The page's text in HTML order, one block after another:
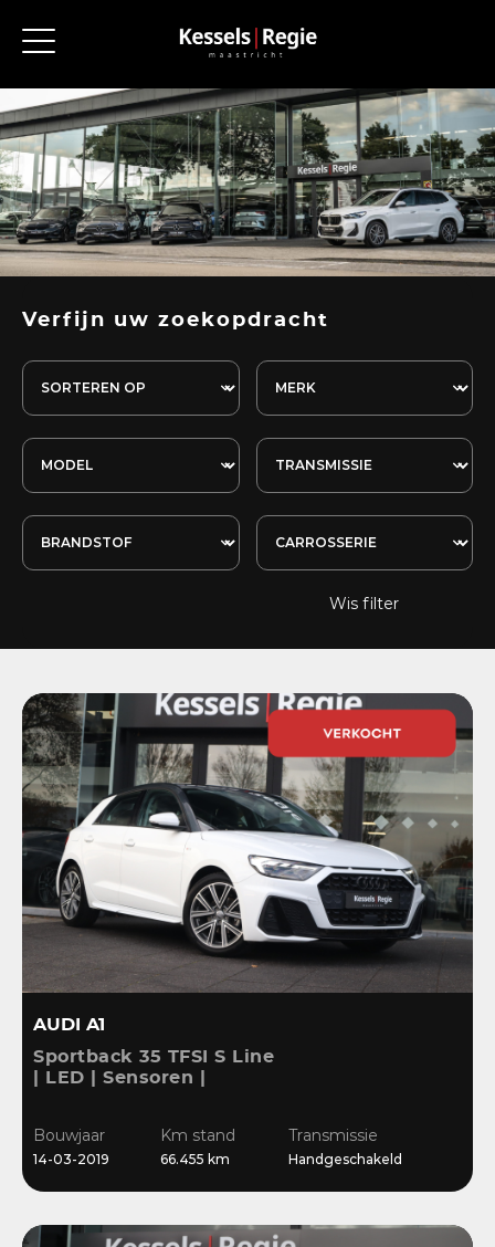
Verfijn uw zoekopdracht
Wis filter
AUDI A1
Sportback 35 TFSI S Line
| LED | Sensoren |
Bouwjaar
14-03-2019
Km stand
66.455 km
Transmissie
Handgeschakeld